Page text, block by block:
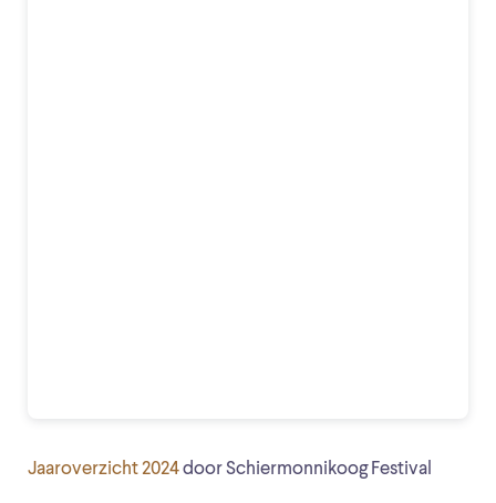
Jaaroverzicht 2024door Schiermonnikoog Festival